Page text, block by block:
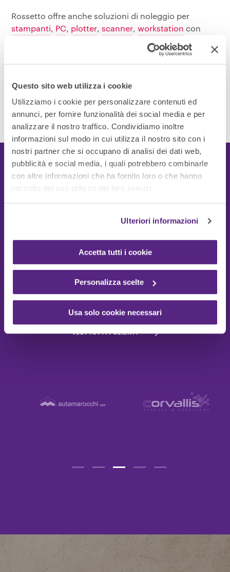
Questo sito web utilizza i cookie
Utilizziamo i cookie per personalizzare contenuti ed
annunci, per fornire funzionalità dei social media e per
analizzare il nostro traffico. Condividiamo inoltre
informazioni sul modo in cui utilizza il nostro sito con i
nostri partner che si occupano di analisi dei dati web,
pubblicità e social media, i quali potrebbero combinarle
con altre informazioni che ha fornito loro o che hanno
raccolto dal suo utilizzo dei loro servizi.
Ulteriori informazioni
Accetta tutti i cookie
Personalizza scelte
Usa solo cookie necessari
Rossetto offre anche soluzioni di noleggio per
stampanti, PC, plotter, scanner, workstation con
SCOPRI PERCHÉ NOLEGGIARE CON ROSSETTO
I nostri Clienti
consulente, fornitore e partner.
Alcune realtà sono nate insieme a noi, altre hanno
hanno lavorato al nostro fianco per una crescita e un
miglioramento reciproco.
VEDI TUTTI I CLIENTI